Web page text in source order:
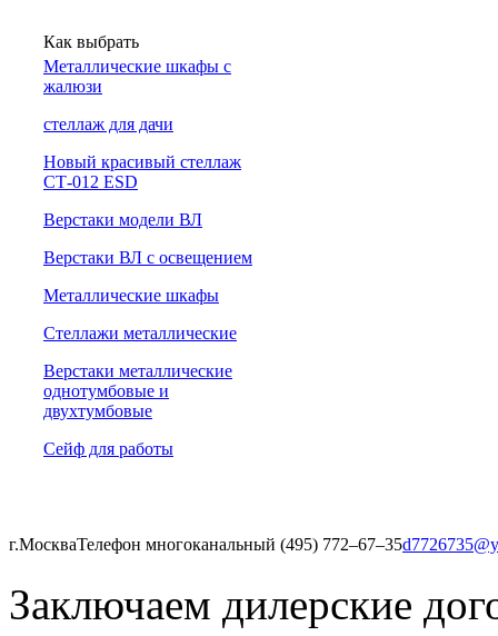
Как выбрать
Металлические шкафы с
жалюзи
cтеллаж для дачи
Новый красивый стеллаж
СТ-012 ESD
Верстаки модели ВЛ
Верстаки ВЛ с освещением
Металлические шкафы
Стеллажи металлические
Верстаки металлические
однотумбовые и
двухтумбовые
Сейф для работы
г.МоскваТелефон многоканальный (495) 772‒67‒35
Заключаем дилерские